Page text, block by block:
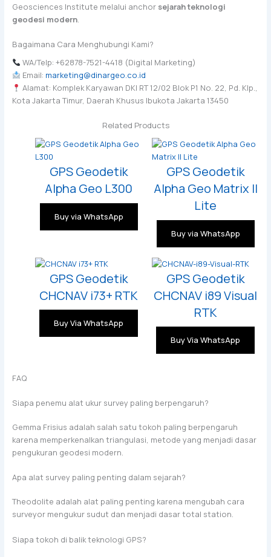
Geosciences Institute melalui anchor sejarah teknologi
geodesi modern.
Bagaimana Cara Menghubungi Kami?
WA/Telp: +62878-7521-4418 (Digital Marketing)
Email: marketing@dinargeo.co.id
Alamat: Komplek Karyawan DKI RT 12/02 Blok P1 No. 22, Pd. Klp.,
Kota Jakarta Timur, Daerah Khusus Ibukota Jakarta 13450
Related Products
GPS Geodetik
Alpha Geo L300
Buy via WhatsApp
GPS Geodetik
Alpha Geo Matrix II
Lite
Buy via WhatsApp
GPS Geodetik
CHCNAV i73+ RTK
Buy Via WhatsApp
GPS Geodetik
CHCNAV i89 Visual
RTK
Buy Via WhatsApp
FAQ
Siapa penemu alat ukur survey paling berpengaruh?
Gemma Frisius adalah salah satu tokoh paling berpengaruh
karena memperkenalkan triangulasi, metode yang menjadi dasar
pengukuran geodesi modern.
Apa alat survey paling penting dalam sejarah?
Theodolite adalah alat paling penting karena mengubah cara
surveyor mengukur sudut dan menjadi dasar total station.
Siapa tokoh di balik teknologi GPS?